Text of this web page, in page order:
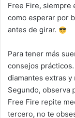
Free Fire, siempre
como esperar por
antes de girar.
Para tener más
consejos
diamantes extras y
Segundo, observa
Free Fire repite
tercero, no te